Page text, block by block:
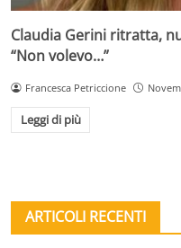
Claudia Gerini ritratta,
“Non volevo…”
Francesca Petriccione
Leggi di più
ARTICOLI RECENTI